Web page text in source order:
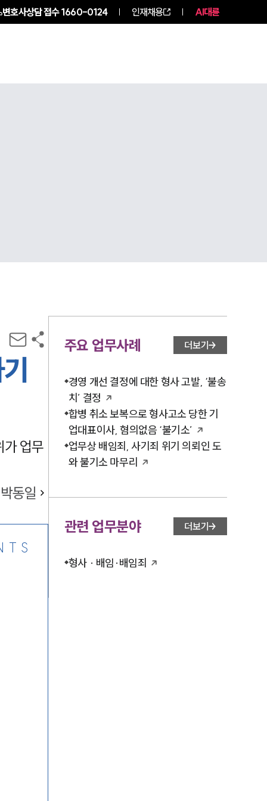
변호사상담 접수1660-0124 인재채용 AI대륜
가 업무
박동일
주요 업무사례 더보기
경영 개선 결정에 대한 형사 고발, ‘불송
치’ 결정
합병 취소 보복으로 형사고소 당한 기
업대표이사, 혐의없음 ‘불기소’
업무상 배임죄, 사기죄 위기 의뢰인 도
와 불기소 마무리
관련 업무분야 더보기
형사 · 배임·배임죄